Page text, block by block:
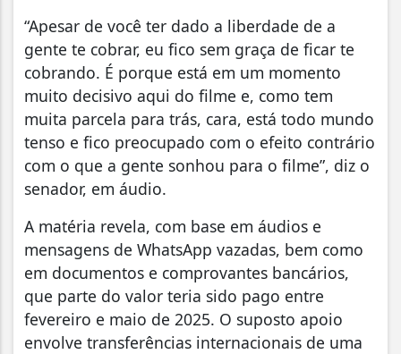
“Apesar de você ter dado a liberdade de a
gente te cobrar, eu fico sem graça de ficar te
cobrando. É porque está em um momento
muito decisivo aqui do filme e, como tem
muita parcela para trás, cara, está todo mundo
tenso e fico preocupado com o efeito contrário
com o que a gente sonhou para o filme”, diz o
senador, em áudio.
A matéria revela, com base em áudios e
mensagens de WhatsApp vazadas, bem como
em documentos e comprovantes bancários,
que parte do valor teria sido pago entre
fevereiro e maio de 2025. O suposto apoio
envolve transferências internacionais de uma